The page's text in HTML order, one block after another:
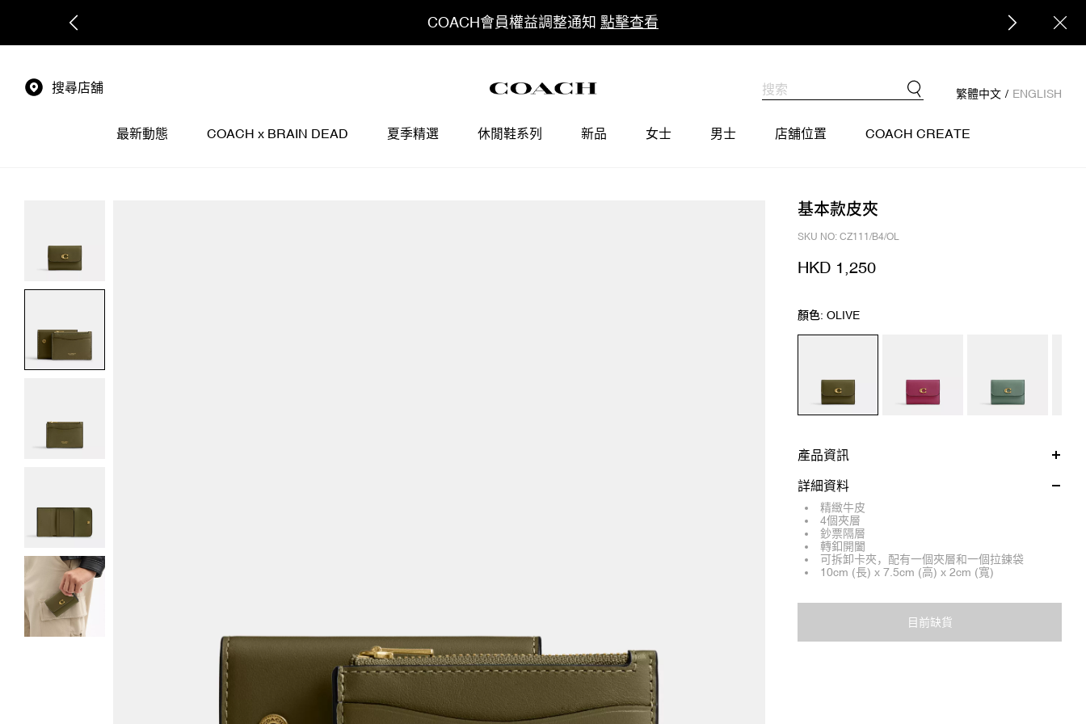
COACH會員權益調整通知 點擊查看
搜尋店舖 繁體中文 / ENGLISH
最新動態 COACH x BRAIN DEAD 夏季精選 休閒鞋系列 新品 女士 男士 店舖位置 COACH CREATE
基本款皮夾
SKU NO: CZ111/B4/OL
HKD 1,250
顏色: OLIVE
產品資訊
詳細資料
精緻牛皮
4個夾層
鈔票隔層
轉釦開闔
可拆卸卡夾，配有一個夾層和一個拉鍊袋
10cm (長) x 7.5cm (高) x 2cm (寬)
目前缺貨